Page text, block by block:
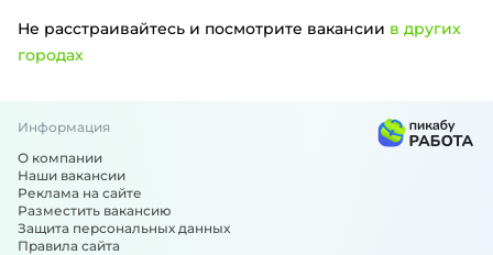
Не расстраивайтесь и посмотрите вакансии в других
городах
Вакансии по специальности: Врач - подобрали для вас
Информация
О компании
Наши вакансии
Реклама на сайте
Разместить вакансию
Защита персональных данных
Правила сайта